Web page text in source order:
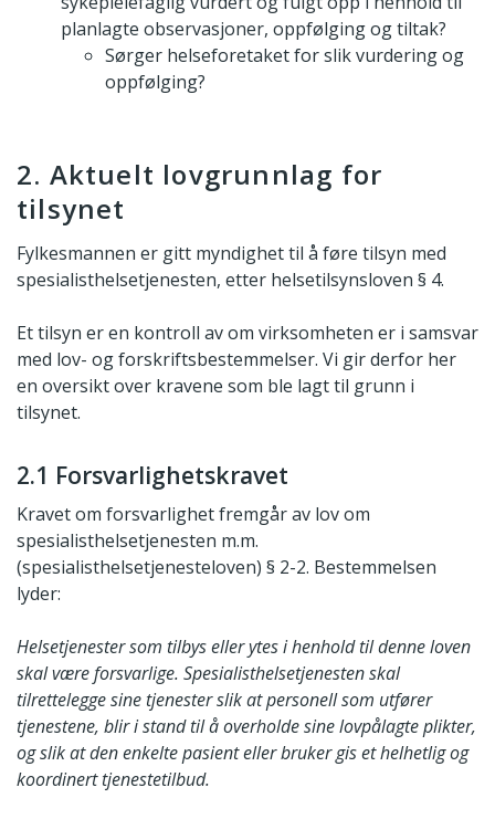
planlagte observasjoner, oppfølging og tiltak?
Sørger helseforetaket for slik vurdering og
oppfølging?
2. Aktuelt lovgrunnlag for
tilsynet
Fylkesmannen er gitt myndighet til å føre tilsyn med
spesialisthelsetjenesten, etter helsetilsynsloven § 4.
Et tilsyn er en kontroll av om virksomheten er i samsvar
med lov- og forskriftsbestemmelser. Vi gir derfor her
en oversikt over kravene som ble lagt til grunn i
tilsynet.
2.1 Forsvarlighetskravet
Kravet om forsvarlighet fremgår av lov om
spesialisthelsetjenesten m.m.
(spesialisthelsetjenesteloven) § 2-2. Bestemmelsen
lyder:
Helsetjenester som tilbys eller ytes i henhold til denne loven
skal være forsvarlige. Spesialisthelsetjenesten skal
tilrettelegge sine tjenester slik at personell som utfører
tjenestene, blir i stand til å overholde sine lovpålagte plikter,
og slik at den enkelte pasient eller bruker gis et helhetlig og
koordinert tjenestetilbud.